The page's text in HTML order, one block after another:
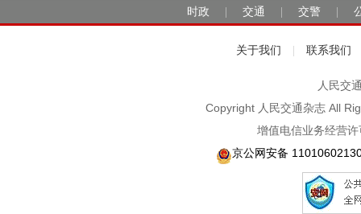
时政 交通 交警
关于我们 联系我们
人民交
Copyright 人民交通杂志 All
增值电信业务经营
京公网安备